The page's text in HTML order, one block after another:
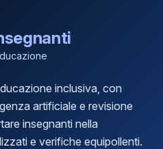
inclusiva, con
artificiale e revisione
insegnanti nella
e verifiche equipollenti.